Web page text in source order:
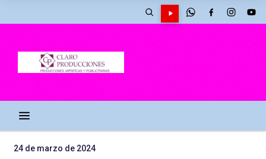
24 de marzo de 2024